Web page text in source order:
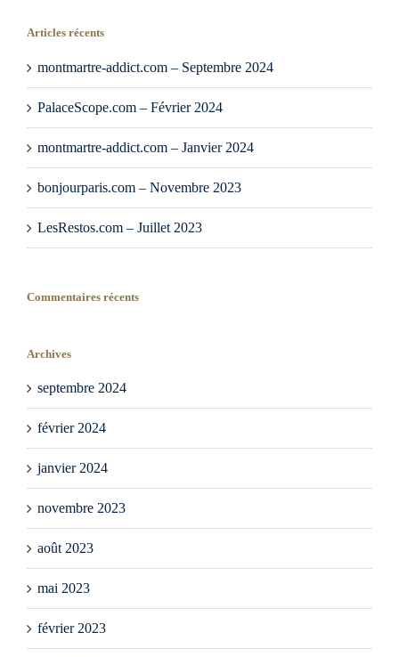
Articles récents
montmartre-addict.com – Septembre 2024
PalaceScope.com – Février 2024
montmartre-addict.com – Janvier 2024
bonjourparis.com – Novembre 2023
LesRestos.com – Juillet 2023
Commentaires récents
Archives
septembre 2024
février 2024
janvier 2024
novembre 2023
août 2023
mai 2023
février 2023